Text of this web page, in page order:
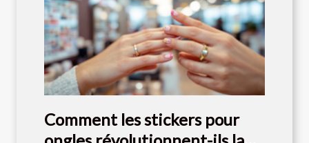
Comment les stickers pour